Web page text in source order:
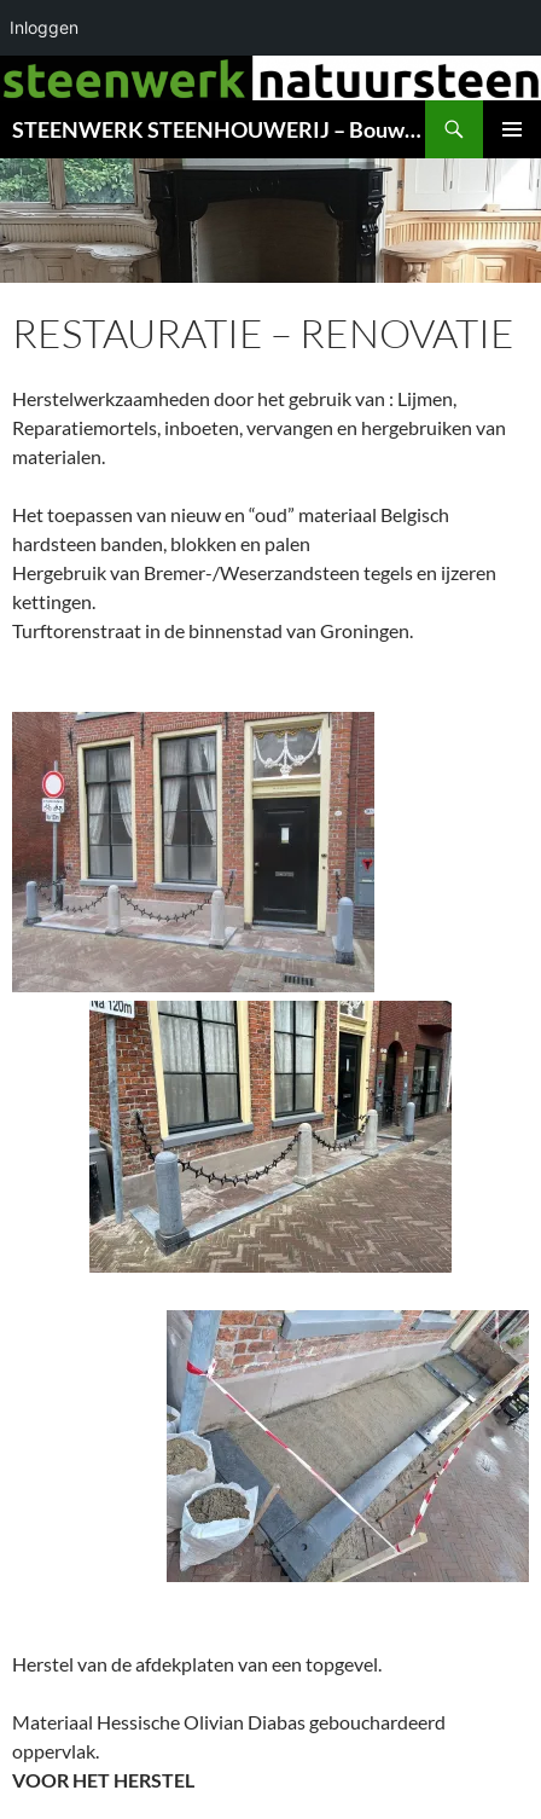
Inloggen
Ga
naar
de
inhoud
STEENWERK STEENHOUWERIJ – Bouwwerk – Gedenkstenen – Monumenten – Dakleien – RESTAURATIE & ONDERHOUD – GRONINGEN
MENU
RESTAURATIE – RENOVATIE
Herstelwerkzaamheden door het gebruik van : Lijmen,
Reparatiemortels, inboeten, vervangen en hergebruiken van
materialen.
Het toepassen van nieuw en “oud” materiaal Belgisch
hardsteen banden, blokken en palen
Hergebruik van Bremer-/Weserzandsteen tegels en ijzeren
kettingen.
Turftorenstraat in de binnenstad van Groningen.
Herstel van de afdekplaten van een topgevel.
Materiaal Hessische Olivian Diabas gebouchardeerd
oppervlak.
VOOR HET HERSTEL